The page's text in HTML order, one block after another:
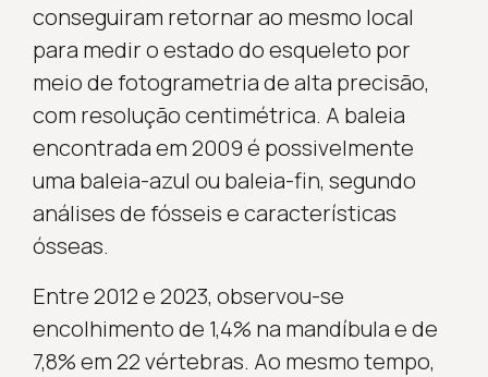
conseguiram retornar ao mesmo local
para medir o estado do esqueleto por
meio de fotogrametria de alta precisão,
com resolução centimétrica. A baleia
encontrada em 2009 é possivelmente
uma baleia-azul ou baleia-fin, segundo
análises de fósseis e características
ósseas.
Entre 2012 e 2023, observou-se
encolhimento de 1,4% na mandíbula e de
7,8% em 22 vértebras. Ao mesmo tempo,